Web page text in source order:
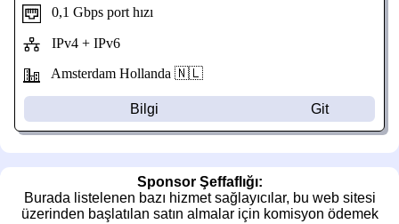
0,1 Gbps port hızı
IPv4 + IPv6
Amsterdam Hollanda 🇳🇱
Bilgi Git
Sponsor Şeffaflığı:
Burada listelenen bazı hizmet sağlayıcılar, bu web sitesi
üzerinden başlatılan satın almalar için komisyon ödemek